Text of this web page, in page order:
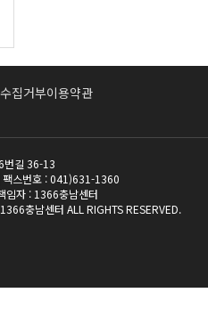
집거부이용약관
번길 36-13
스번호 : 041)631-1360
임자 : 1366충남센터
충남센터 ALL RIGHTS RESERVED.